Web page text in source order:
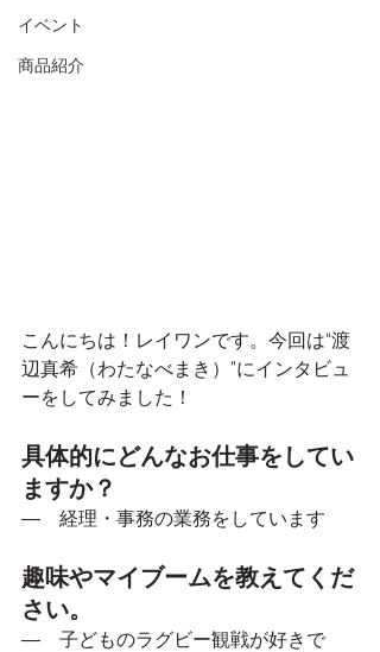
イベント
商品紹介
こんにちは！レイワンです。今回は“渡
辺真希（わたなべまき）”にインタビュ
ーをしてみました！
具体的にどんなお仕事をしてい
ますか？
―　経理・事務の業務をしています
趣味やマイブームを教えてくだ
さい。
―　子どものラグビー観戦が好きで